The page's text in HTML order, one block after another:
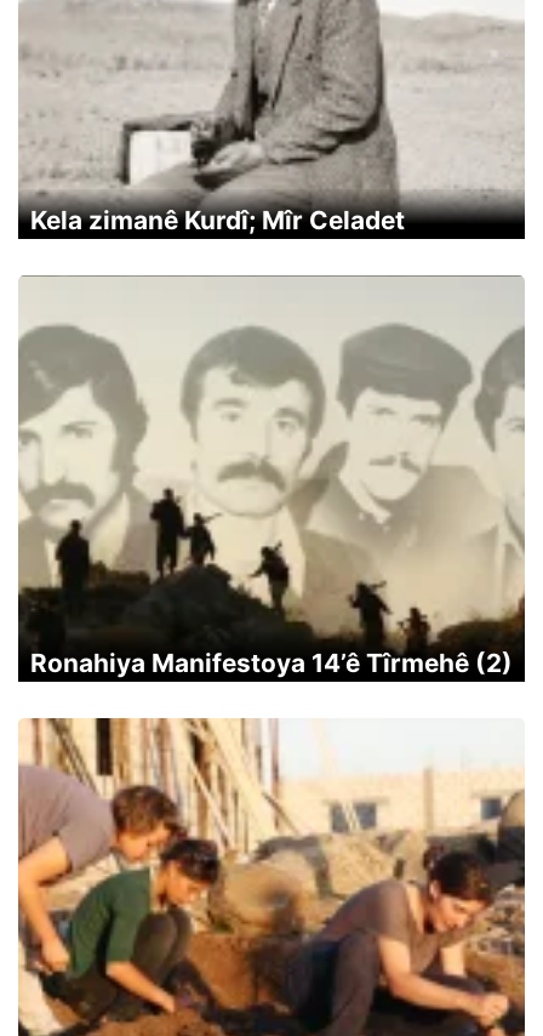
Kela zimanê Kurdî; Mîr Celadet
Ronahiya Manifestoya 14’ê Tîrmehê (2)